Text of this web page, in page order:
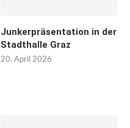
Junkerpräsentation in der
Stadthalle Graz
20. April 2026